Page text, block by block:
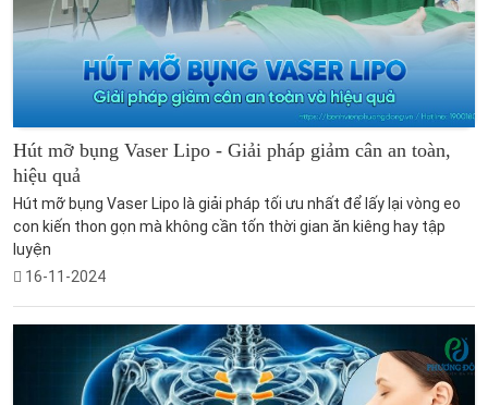
Hút mỡ bụng Vaser Lipo - Giải pháp giảm cân an toàn,
hiệu quả
Hút mỡ bụng Vaser Lipo là giải pháp tối ưu nhất để lấy lại vòng eo
con kiến thon gọn mà không cần tốn thời gian ăn kiêng hay tập
luyện
16-11-2024